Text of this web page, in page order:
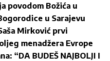
povodom Božića u
u Sarajevu
Mirković prvi
menadžera Evrope
“DA BUDEŠ NAJBOLJI I